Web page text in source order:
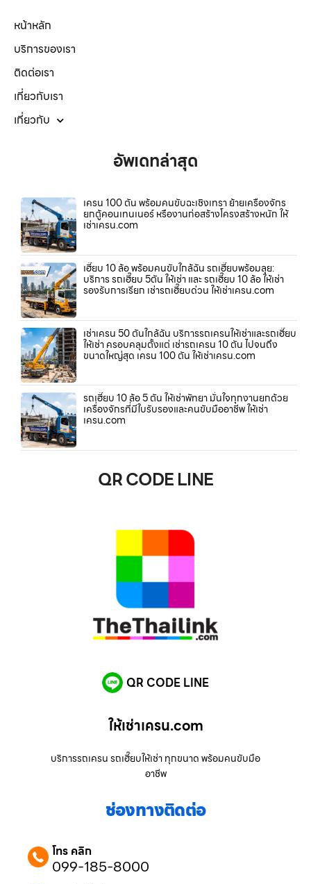
หน้าหลัก
บริการของเรา
ติดต่อเรา
เกี่ยวกับเรา
เกี่ยวกับ
อัพเดทล่าสุด
เครน 100 ตัน พร้อมคนขับฉะเชิงเทรา ย้ายเครื่องจักร
ยกตู้คอนเทนเนอร์ หรืองานก่อสร้างโครงสร้างหนัก ให้
เช่าเครน.com
เฮี๊ยบ 10 ล้อ พร้อมคนขับใกล้ฉัน รถเฮี๊ยบพร้อมลุย:
บริการ รถเฮี๊ยบ 5ตัน ให้เช่า และ รถเฮี๊ยบ 10 ล้อ ให้เช่า
รองรับการเรียก เช่ารถเฮี๊ยบด่วน ให้เช่าเครน.com
เช่าเครน 50 ตันใกล้ฉัน บริการรถเครนให้เช่าและรถเฮี๊ยบ
ให้เช่า ครอบคลุมตั้งแต่ เช่ารถเครน 10 ตัน ไปจนถึง
ขนาดใหญ่สุด เครน 100 ตัน ให้เช่าเครน.com
รถเฮี๊ยบ 10 ล้อ 5 ตัน ให้เช่าพัทยา มั่นใจทุกงานยกด้วย
เครื่องจักรที่มีใบรับรองและคนขับมืออาชีพ ให้เช่า
เครน.com
QR CODE LINE
QR CODE LINE
ให้เช่าเครน.com
บริการรถเครน รถเฮี๊ยบให้เช่า ทุกขนาด พร้อมคนขับมือ
อาชีพ
ช่องทางติดต่อ
โทร คลิก
099-185-8000